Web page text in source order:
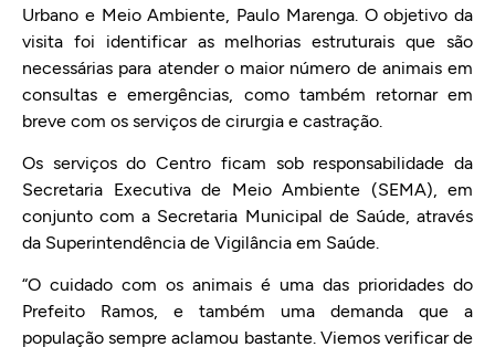
Urbano e Meio Ambiente, Paulo Marenga. O objetivo da
visita foi identificar as melhorias estruturais que são
necessárias para atender o maior número de animais em
consultas e emergências, como também retornar em
breve com os serviços de cirurgia e castração.
Os serviços do Centro ficam sob responsabilidade da
Secretaria Executiva de Meio Ambiente (SEMA), em
conjunto com a Secretaria Municipal de Saúde, através
da Superintendência de Vigilância em Saúde.
“O cuidado com os animais é uma das prioridades do
Prefeito Ramos, e também uma demanda que a
população sempre aclamou bastante. Viemos verificar de